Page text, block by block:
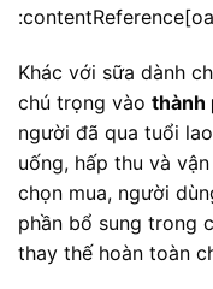
Khác với sữa dành
chú trọng vào thành
người đã qua tuổi
uống, hấp thu và
chọn mua, người
phần bổ sung trong
thay thế hoàn toàn